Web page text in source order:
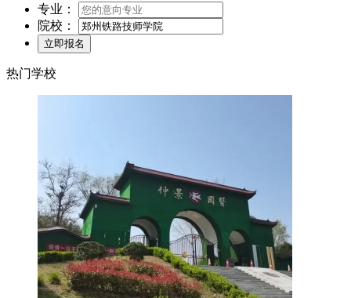
专业：
院校：
热门学校